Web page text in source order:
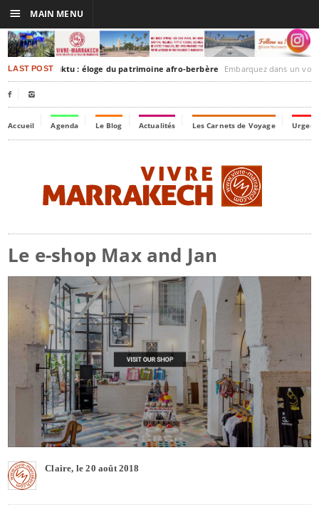
LAST POSTTimbuktu : éloge du patrimoine afro-berbère Embarquez dans un voyage culturel dans le
 
Accueil Agenda Le Blog Actualités Les Carnets de Voyage
Le e-shop Max and Jan
Claire, le 20 août 2018
☰ MAIN MENU